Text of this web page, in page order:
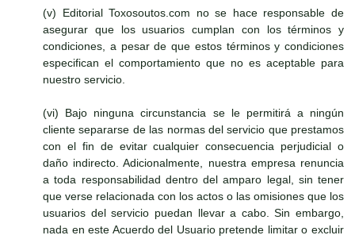
(v) Editorial Toxosoutos.com no se hace responsable de
asegurar que los usuarios cumplan con los términos y
condiciones, a pesar de que estos términos y condiciones
especifican el comportamiento que no es aceptable para
nuestro servicio.
(vi) Bajo ninguna circunstancia se le permitirá a ningún
cliente separarse de las normas del servicio que prestamos
con el fin de evitar cualquier consecuencia perjudicial o
daño indirecto. Adicionalmente, nuestra empresa renuncia
a toda responsabilidad dentro del amparo legal, sin tener
que verse relacionada con los actos o las omisiones que los
usuarios del servicio puedan llevar a cabo. Sin embargo,
nada en este Acuerdo del Usuario pretende limitar o excluir